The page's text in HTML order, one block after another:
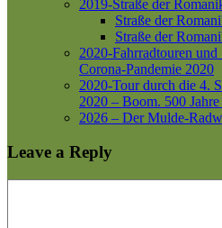
2019-Straße der
Straße der
Straße der
2020-Fahrradtouren
Corona-Pandemie 2020
2020-Tour durch die 4.
2020 – Boom. 500
2026 – Der Mulde-
Leave a Reply